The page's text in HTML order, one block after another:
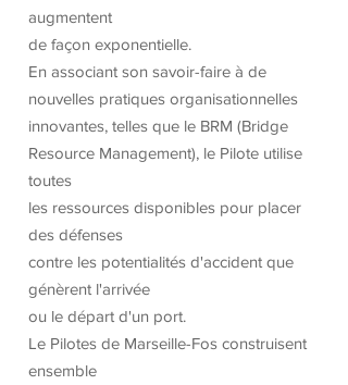
augmentent
de façon exponentielle.
En associant son savoir-faire à de
nouvelles pratiques organisationnelles
innovantes, telles que le BRM (Bridge
Resource Management), le Pilote utilise
toutes
les ressources disponibles pour placer
des défenses
contre les potentialités d'accident que
génèrent l'arrivée
ou le départ d'un port.
Le Pilotes de Marseille-Fos construisent
ensemble